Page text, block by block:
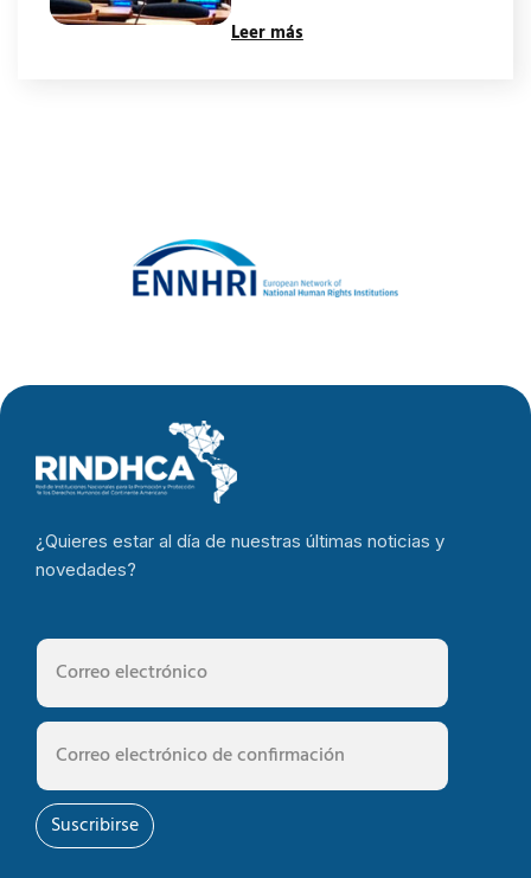
rol de las
INDH en la
humanos, la
buena
el estado de
Leer más
¿Quieres estar al día de nuestras últimas noticias y
novedades?
Suscribirse